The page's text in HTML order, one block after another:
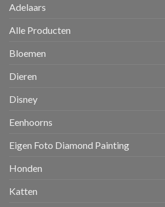
Adelaars
Alle Producten
Bloemen
Dieren
Disney
Eenhoorns
Eigen Foto Diamond Painting
Honden
Katten